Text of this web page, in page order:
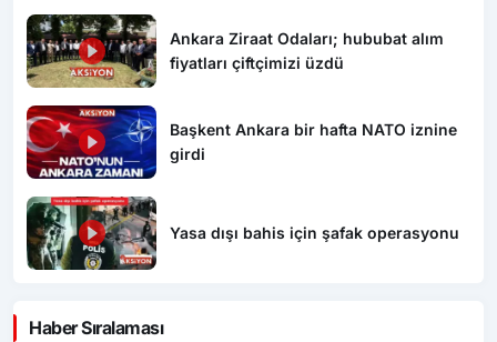
Ankara Ziraat Odaları; hububat alım
fiyatları çiftçimizi üzdü
Başkent Ankara bir hafta NATO iznine
girdi
Yasa dışı bahis için şafak operasyonu
Haber Sıralaması